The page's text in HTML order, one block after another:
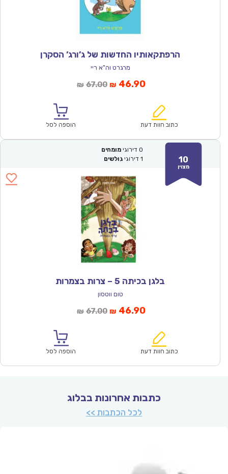
הרפתקאותיו החדשות של ג’ורג’ הסקרן
מרגרט וה"א ריי
₪ 67.00המחיר
₪67.00.
₪ 46.90המחיר
הוא:
כתוב חוות דעת הוספה לסל
10
מצוין
0 דירוגי מומחים
1 דירוגי גולשים
בלגן בכיתה 5 – צרות בצמרות
טום ווטסון
₪ 67.00המחיר
₪67.00.
₪ 46.90המחיר
הוא:
כתוב חוות דעת הוספה לסל
כתבות אחרונות בבלוג
לכל הכתבות >>